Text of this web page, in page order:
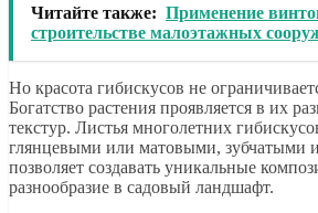
Читайте также: Применение
строительстве малоэтажных
Но красота гибискусов не
Богатство растения проявляется в их
текстур. Листья многолетних
глянцевыми или матовыми, зубчатыми
позволяет создавать уникальные
разнообразие в садовый ландшафт.